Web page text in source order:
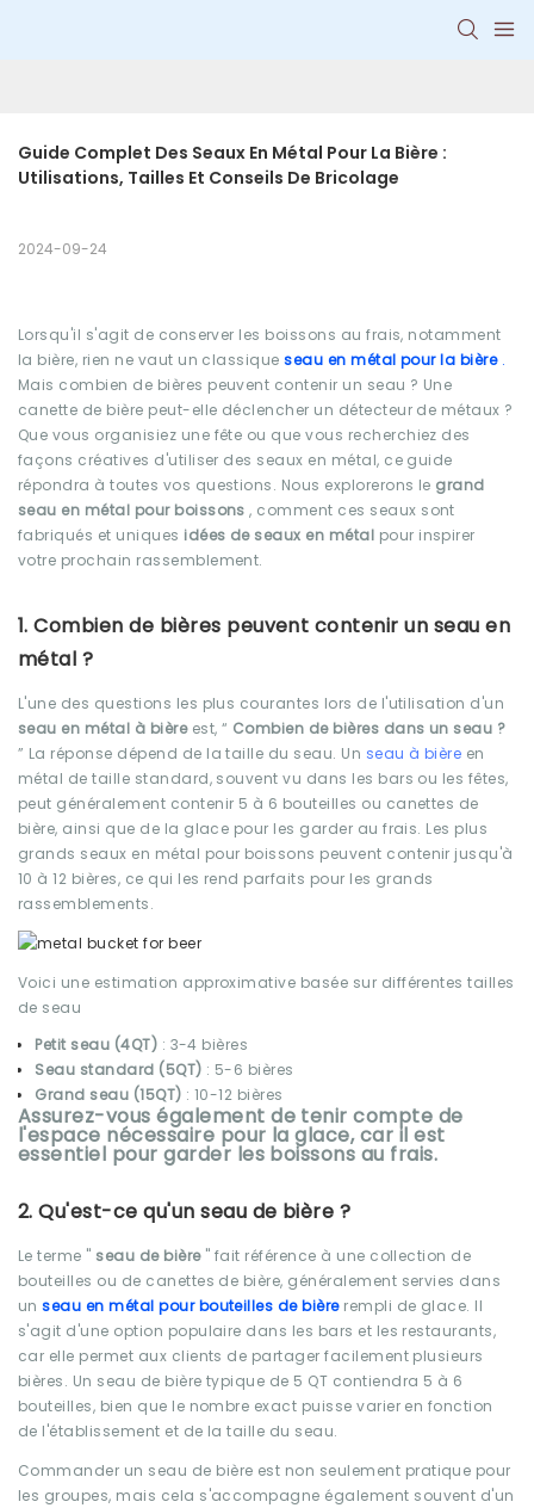
Guide Complet Des Seaux En Métal Pour La Bière :
Utilisations, Tailles Et Conseils De Bricolage
2024-09-24
Lorsqu'il s'agit de conserver les boissons au frais, notamment
la bière, rien ne vaut un classiqueseau en métal pour la bière .
Mais combien de bières peuvent contenir un seau ? Une
canette de bière peut-elle déclencher un détecteur de métaux ?
Que vous organisiez une fête ou que vous recherchiez des
façons créatives d'utiliser des seaux en métal, ce guide
répondra à toutes vos questions. Nous explorerons le grand
seau en métal pour boissons, comment ces seaux sont
fabriqués et uniques idées de seaux en métal pour inspirer
votre prochain rassemblement.
1. Combien de bières peuvent contenir un seau en
métal ?
L'une des questions les plus courantes lors de l'utilisation d'un
seau en métal à bière est, “ Combien de bières dans un seau ?
” La réponse dépend de la taille du seau. Un seau à bière en
métal de taille standard, souvent vu dans les bars ou les fêtes,
peut généralement contenir 5 à 6 bouteilles ou canettes de
bière, ainsi que de la glace pour les garder au frais. Les plus
grands seaux en métal pour boissons peuvent contenir jusqu'à
10 à 12 bières, ce qui les rend parfaits pour les grands
rassemblements.
Voici une estimation approximative basée sur différentes tailles
de seau
Petit seau (4QT) : 3-4 bières
Seau standard (5QT) : 5-6 bières
Grand seau (15QT) : 10-12 bières
Assurez-vous également de tenir compte de
l'espace nécessaire pour la glace, car il est
essentiel pour garder les boissons au frais.
2. Qu'est-ce qu'un seau de bière ?
Le terme " seau de bière " fait référence à une collection de
bouteilles ou de canettes de bière, généralement servies dans
unseau en métal pour bouteilles de bière rempli de glace. Il
s'agit d'une option populaire dans les bars et les restaurants,
car elle permet aux clients de partager facilement plusieurs
bières. Un seau de bière typique de 5 QT contiendra 5 à 6
bouteilles, bien que le nombre exact puisse varier en fonction
de l'établissement et de la taille du seau.
Commander un seau de bière est non seulement pratique pour
les groupes, mais cela s'accompagne également souvent d'un